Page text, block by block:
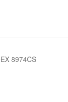
8974CS